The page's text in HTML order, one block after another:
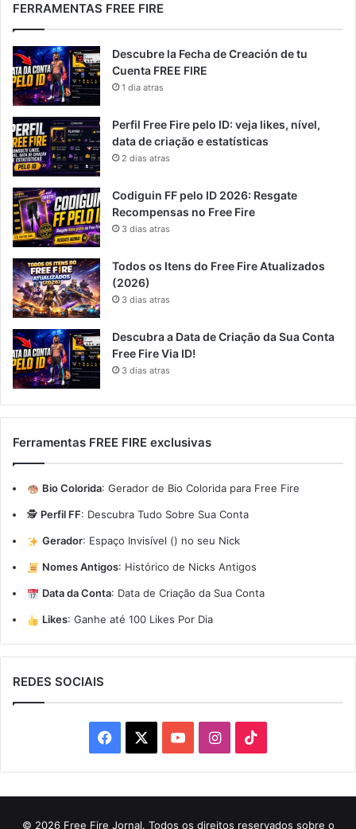
FERRAMENTAS FREE FIRE
Descubre la Fecha de Creación de tu
Cuenta FREE FIRE
1 dia atras
Perfil Free Fire pelo ID: veja likes, nível,
data de criação e estatísticas
2 dias atras
Codiguin FF pelo ID 2026: Resgate
Recompensas no Free Fire
3 dias atras
Todos os Itens do Free Fire Atualizados
(2026)
3 dias atras
Descubra a Data de Criação da Sua Conta
Free Fire Via ID!
3 dias atras
Ferramentas FREE FIRE exclusivas
Bio Colorida: Gerador de Bio Colorida para Free Fire
🕵️ Perfil FF: Descubra Tudo Sobre Sua Conta
Gerador: Espaço Invisível (ㅤ) no seu Nick
Nomes Antigos: Histórico de Nicks Antigos
Data da Conta: Data de Criação da Sua Conta
Likes: Ganhe até 100 Likes Por Dia
REDES SOCIAIS
Facebook YouTubeInstagram
© 2026 Free Fire Jornal. Todos os direitos reservados sobre o